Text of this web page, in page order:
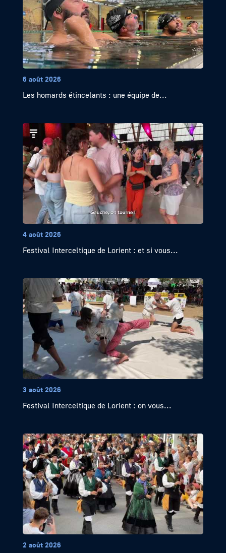
6 août 2026
Les homards étincelants : une équipe de...
4 août 2026
Festival Interceltique de Lorient : et si vous...
3 août 2026
Festival Interceltique de Lorient : on vous...
2 août 2026